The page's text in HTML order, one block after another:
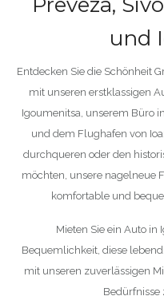
und
Entdecken Sie die Schönheit
mit unseren erstklassigen
Igoumenitsa, unserem Büro
und dem Flughafen von
durchqueren oder den
möchten, unsere nagelneue
komfortable und
Mieten Sie ein Auto in
Bequemlichkeit, diese
mit unseren zuverlässigen
Bedürfnisse